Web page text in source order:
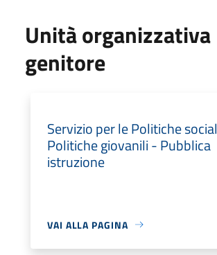
Unità organizzativa
genitore
Servizio per le Politiche
Politiche giovanili - Pubblica
istruzione
VAI ALLA PAGINA